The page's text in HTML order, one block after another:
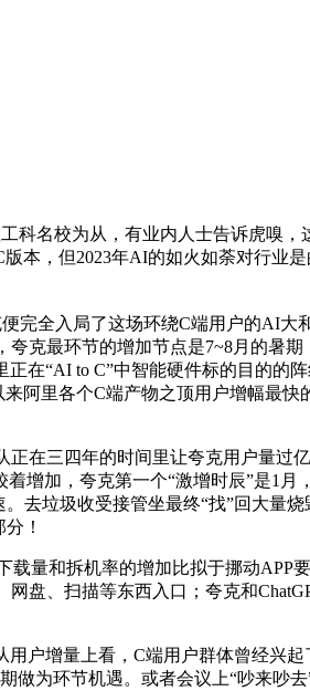
名校为从，有业内人士告诉虎嗅，
本，但2023年AI的如火如荼对行业
入局了这场环绕C端用户的AI大
克最环节的增加节点是7~8月的暑
在“AI to C”中智能硬件标的目的的
阿里各个C端产物之顶用户增幅最
三四年的时间里让夸克用户量过
增加，夸克第一个“激增时辰”是1月
去垃圾收受接管坐最终“找”回大量
！
和拆机率的增加比拟于挪动APP
、扫描等东西入口；夸克和
增量上看，C端用户群体曾经兴起
为环节机遇。或者会议上“吵来吵